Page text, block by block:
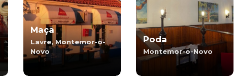
Maçã
Lavre, Montemor-o-
Novo
Poda
Montemor-o-Novo